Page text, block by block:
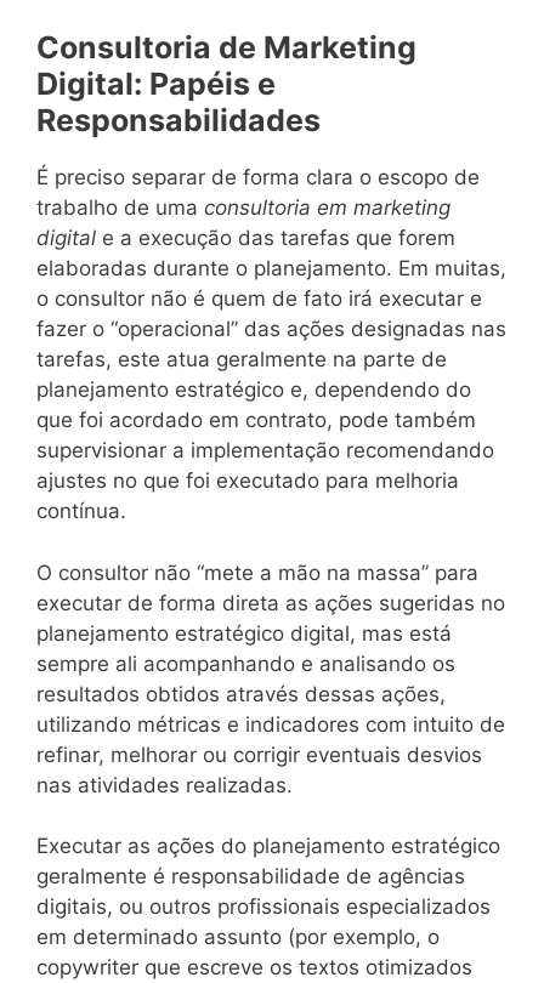
Consultoria de Marketing
Digital: Papéis e
Responsabilidades
É preciso separar de forma clara o escopo de
trabalho de uma consultoria em marketing
digital e a execução das tarefas que forem
elaboradas durante o planejamento. Em muitas,
o consultor não é quem de fato irá executar e
fazer o “operacional” das ações designadas nas
tarefas, este atua geralmente na parte de
planejamento estratégico e, dependendo do
que foi acordado em contrato, pode também
supervisionar a implementação recomendando
ajustes no que foi executado para melhoria
contínua.
O consultor não “mete a mão na massa” para
executar de forma direta as ações sugeridas no
planejamento estratégico digital, mas está
sempre ali acompanhando e analisando os
resultados obtidos através dessas ações,
utilizando métricas e indicadores com intuito de
refinar, melhorar ou corrigir eventuais desvios
nas atividades realizadas.
Executar as ações do planejamento estratégico
geralmente é responsabilidade de agências
digitais, ou outros profissionais especializados
em determinado assunto (por exemplo, o
copywriter que escreve os textos otimizados